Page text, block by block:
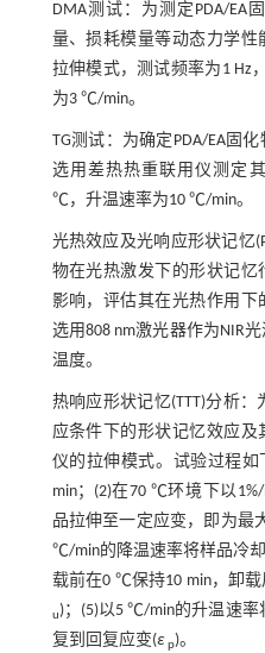
DMA测试：为测定PDA/EA
量、损耗模量等动态力学性
拉伸模式，测试频率为1 Hz
为3 ℃/min。
TG测试：为确定PDA/EA固
选用差热热重联用仪测定
℃，升温速率为10 ℃/min。
光热效应及光响应形状记忆
物在光热激发下的形状记忆
影响，评估其在光热作用下
选用808 nm激光器作为NIR
温度。
热响应形状记忆(TTT)分析：
应条件下的形状记忆效应
仪的拉伸模式。试验过程
min；(2)在70 ℃环境下以
品拉伸至一定应变，即为最
℃/min的降温速率将样品冷
载前在0 ℃保持10 min，卸
u)；(5)以5 ℃/min的升温速
复到回复应变(ε p)。